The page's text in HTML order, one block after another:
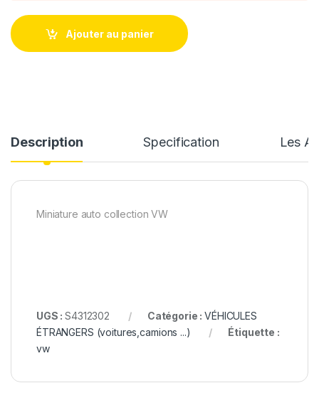
Ajouter au panier
Description Specification Les
Miniature auto collection VW
UGS :S4312302 Catégorie :VÉHICULES
ÉTRANGERS (voitures,camions ...)
Étiquette :
vw